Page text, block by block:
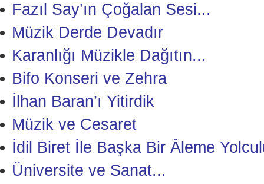
Fazıl Say’ın Çoğalan Sesi...
Müzik Derde Devadır
Karanlığı Müzikle Dağıtın...
Bifo Konseri ve Zehra
İlhan Baran’ı Yitirdik
Müzik ve Cesaret
İdil Biret İle Başka Bir Âleme
Üniversite ve Sanat...